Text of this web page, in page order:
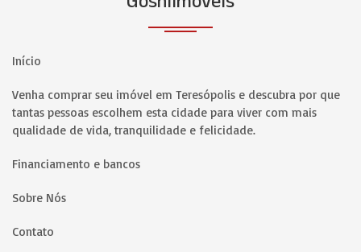
Início
Venha comprar seu imóvel em Teresópolis e descubra por que
tantas pessoas escolhem esta cidade para viver com mais
qualidade de vida, tranquilidade e felicidade.
Financiamento e bancos
Sobre Nós
Contato